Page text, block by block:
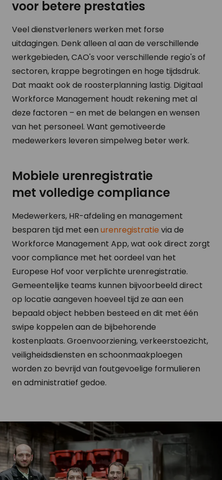
voor betere prestaties
Veel dienstverleners werken met forse
uitdagingen. Denk alleen al aan de verschillende
werkgebieden, CAO's voor verschillende regio's of
sectoren, krappe begrotingen en hoge tijdsdruk.
Dat maakt ook de roosterplanning lastig. Digitaal
Workforce Management houdt rekening met al
deze factoren – en met de belangen en wensen
van het personeel. Want gemotiveerde
medewerkers leveren simpelweg beter werk.
Mobiele urenregistratie
met volledige compliance
Medewerkers, HR-afdeling en management
besparen tijd met een urenregistratie via de
Workforce Management App, wat ook direct zorgt
voor compliance met het oordeel van het
Europese Hof voor verplichte urenregistratie.
Gemeentelijke teams kunnen bijvoorbeeld direct
op locatie aangeven hoeveel tijd ze aan een
bepaald object hebben besteed en dit met één
swipe koppelen aan de bijbehorende
kostenplaats. Groenvoorziening, verkeerstoezicht,
veiligheidsdiensten en schoonmaakploegen
worden zo bevrijd van foutgevoelige formulieren
en administratief gedoe.